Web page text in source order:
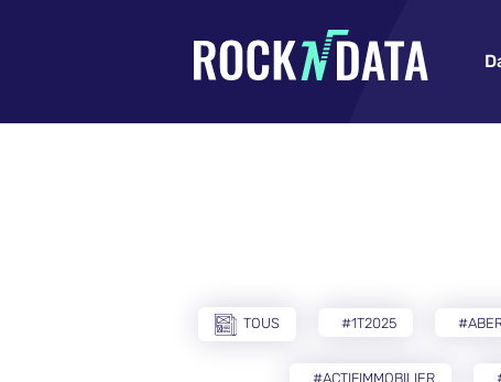
TOUS #1T2025
#ACTIFIMMOBILIER